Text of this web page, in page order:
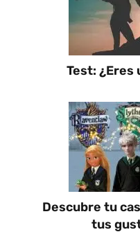
Test: ¿Eres
Descubre tu
tus